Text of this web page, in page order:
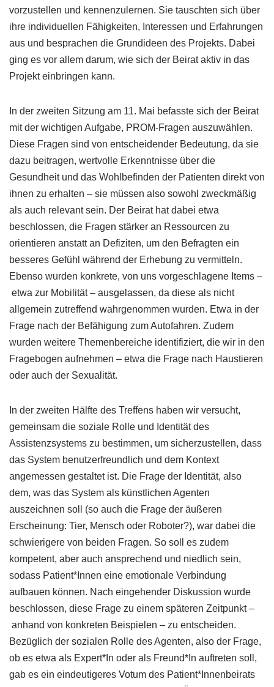
vorzustellen und kennenzulernen. Sie tauschten sich über
ihre individuellen Fähigkeiten, Interessen und Erfahrungen
aus und besprachen die Grundideen des Projekts. Dabei
ging es vor allem darum, wie sich der Beirat aktiv in das
Projekt einbringen kann.
In der zweiten Sitzung am 11. Mai befasste sich der Beirat
mit der wichtigen Aufgabe, PROM-Fragen auszuwählen.
Diese Fragen sind von entscheidender Bedeutung, da sie
dazu beitragen, wertvolle Erkenntnisse über die
Gesundheit und das Wohlbefinden der Patienten direkt von
ihnen zu erhalten – sie müssen also sowohl zweckmäßig
als auch relevant sein. Der Beirat hat dabei etwa
beschlossen, die Fragen stärker an Ressourcen zu
orientieren anstatt an Defiziten, um den Befragten ein
besseres Gefühl während der Erhebung zu vermitteln.
Ebenso wurden konkrete, von uns vorgeschlagene Items –
etwa zur Mobilität – ausgelassen, da diese als nicht
allgemein zutreffend wahrgenommen wurden. Etwa in der
Frage nach der Befähigung zum Autofahren. Zudem
wurden weitere Themenbereiche identifiziert, die wir in den
Fragebogen aufnehmen – etwa die Frage nach Haustieren
oder auch der Sexualität.
In der zweiten Hälfte des Treffens haben wir versucht,
gemeinsam die soziale Rolle und Identität des
Assistenzsystems zu bestimmen, um sicherzustellen, dass
das System benutzerfreundlich und dem Kontext
angemessen gestaltet ist. Die Frage der Identität, also
dem, was das System als künstlichen Agenten
auszeichnen soll (so auch die Frage der äußeren
Erscheinung: Tier, Mensch oder Roboter?), war dabei die
schwierigere von beiden Fragen. So soll es zudem
kompetent, aber auch ansprechend und niedlich sein,
sodass Patient*Innen eine emotionale Verbindung
aufbauen können. Nach eingehender Diskussion wurde
beschlossen, diese Frage zu einem späteren Zeitpunkt –
anhand von konkreten Beispielen – zu entscheiden.
Bezüglich der sozialen Rolle des Agenten, also der Frage,
ob es etwa als Expert*In oder als Freund*In auftreten soll,
gab es ein eindeutigeres Votum des Patient*Innenbeirats